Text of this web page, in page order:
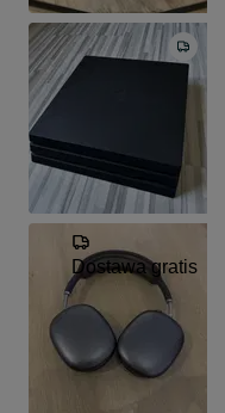
Dostawa gratis